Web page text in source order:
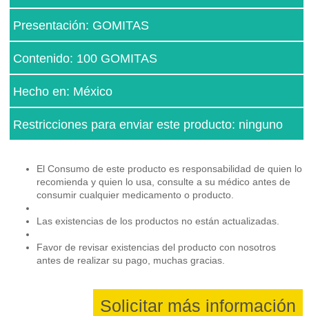
Presentación: GOMITAS
Contenido: 100 GOMITAS
Hecho en: México
Restricciones para enviar este producto: ninguno
El Consumo de este producto es responsabilidad de quien lo
recomienda y quien lo usa, consulte a su médico antes de
consumir cualquier medicamento o producto.
Las existencias de los productos no están actualizadas.
Favor de revisar existencias del producto con nosotros
antes de realizar su pago, muchas gracias.
Solicitar más información